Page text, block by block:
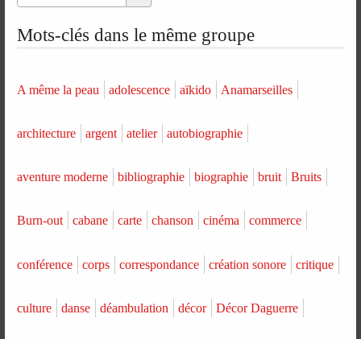
Mots-clés dans le même groupe
A même la peau adolescence aïkido Anamarseilles
architecture argent atelier autobiographie
aventure moderne bibliographie biographie bruit Bruits
Burn-out cabane carte chanson cinéma commerce
conférence corps correspondance création sonore critique
culture danse déambulation décor Décor Daguerre